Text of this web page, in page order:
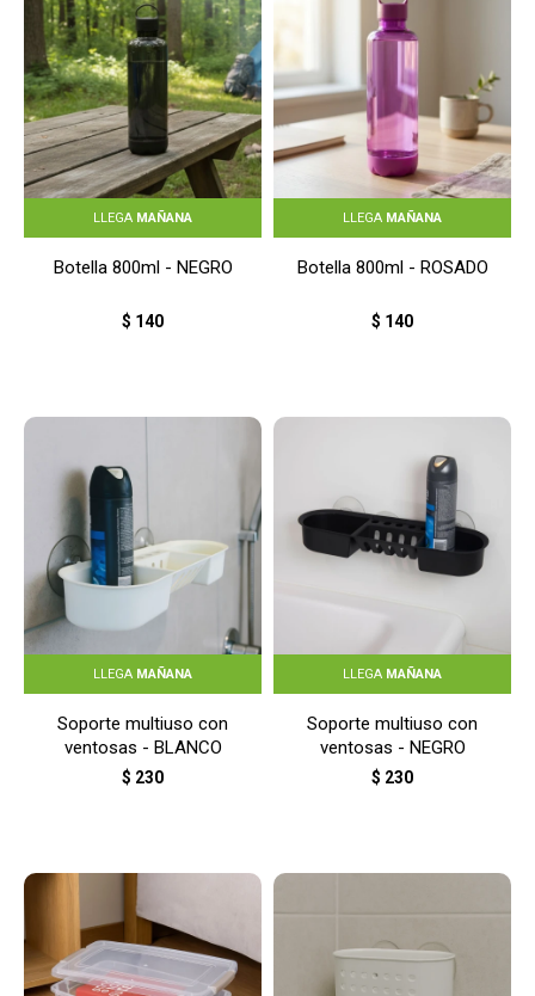
LLEGA MAÑANA
Botella 800ml - NEGRO
$ 140
LLEGA MAÑANA
Botella 800ml - ROSADO
$ 140
LLEGA MAÑANA
Soporte multiuso con
ventosas - BLANCO
$ 230
LLEGA MAÑANA
Soporte multiuso con
ventosas - NEGRO
$ 230